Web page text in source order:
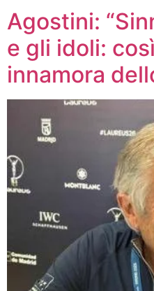
Agostini:
e gli idoli:
innamora